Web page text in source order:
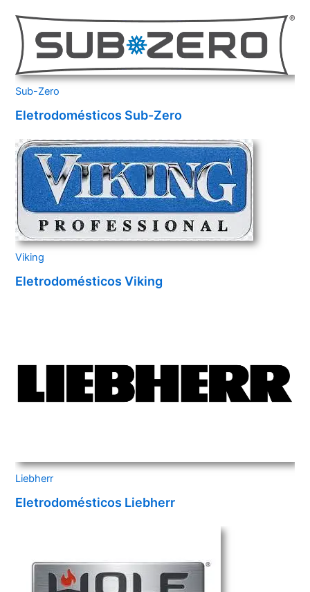
Sub-Zero
Eletrodomésticos Sub-Zero
Viking
Eletrodomésticos Viking
Liebherr
Eletrodomésticos Liebherr